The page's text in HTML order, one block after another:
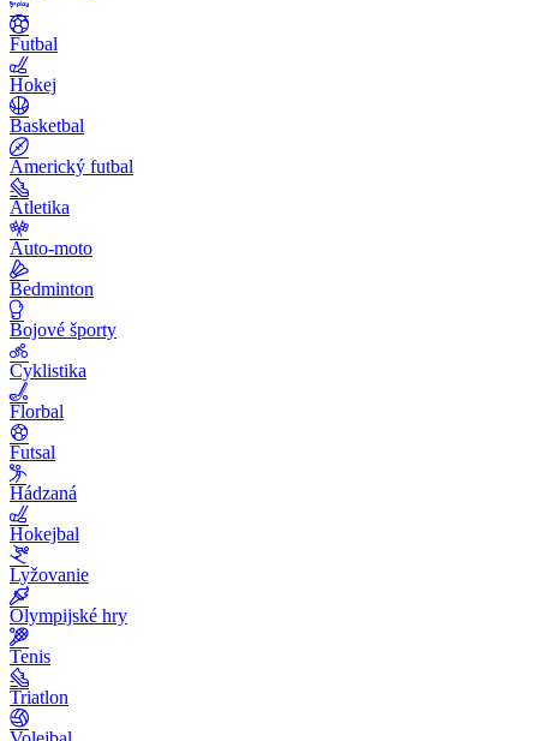
Futbal
Hokej
Basketbal
Americký futbal
Atletika
Auto-moto
Bedminton
Bojové športy
Cyklistika
Florbal
Futsal
Hádzaná
Hokejbal
Lyžovanie
Olympijské hry
Tenis
Triatlon